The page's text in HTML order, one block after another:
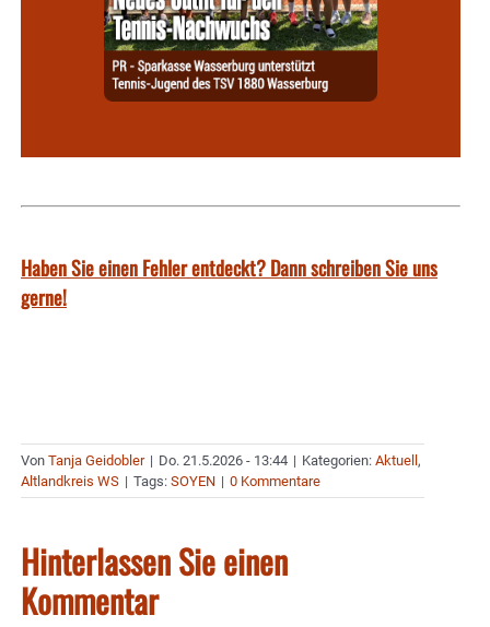
Haben Sie einen Fehler entdeckt? Dann schreiben Sie uns
gerne!
Von Tanja Geidobler | Do. 21.5.2026 - 13:44 | Kategorien: Aktuell ,
Altlandkreis WS | Tags: SOYEN | 0 Kommentare
Hinterlassen Sie einen
Kommentar